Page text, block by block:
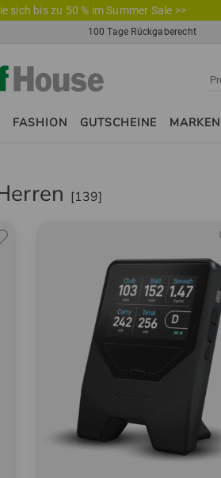
sich bis zu 50 % im Summer Sale >>
100 Tage Rückgaberecht
FASHION GUTSCHEINE MARKEN
[139]